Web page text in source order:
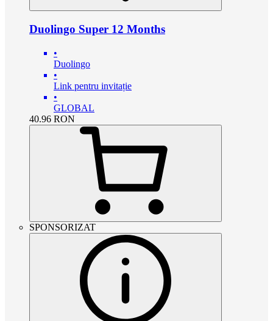
Duolingo Super 12 Months
•
Duolingo
•
Link pentru invitație
•
GLOBAL
40.96 RON
SPONSORIZAT